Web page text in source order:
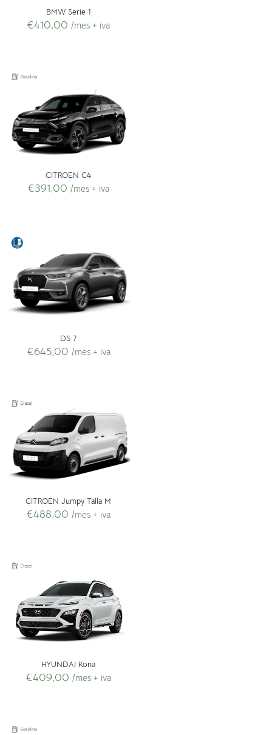
BMW Serie 1
€410,00 /mes + iva
CITROEN C4
€391,00 /mes + iva
DS 7
€645,00 /mes + iva
CITROEN Jumpy Talla M
€488,00 /mes + iva
HYUNDAI Kona
€409,00 /mes + iva